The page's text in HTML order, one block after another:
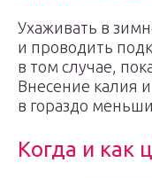
Ухаживать в
и проводить
в том случае,
Внесение калия
в гораздо
Когда и как